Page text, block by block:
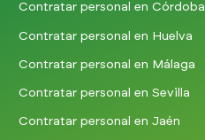
Contratar personal en Córdoba
Contratar personal en Huelva
Contratar personal en Málaga
Contratar personal en Sevilla
Contratar personal en Jaén